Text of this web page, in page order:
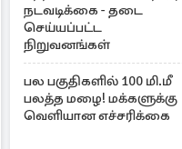
நடவடிக்கை - தடை
செய்யப்பட்ட
நிறுவனங்கள்
பல பகுதிகளில் 100 மி.மீ
பலத்த மழை! மக்களுக்கு
வெளியான எச்சரிக்கை